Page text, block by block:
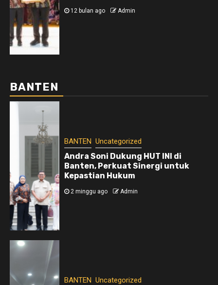
12 bulan ago Admin
BANTEN
BANTEN Uncategorized
Andra Soni Dukung HUT INI di
Banten, Perkuat Sinergi untuk
Kepastian Hukum
2 minggu ago Admin
BANTEN Uncategorized